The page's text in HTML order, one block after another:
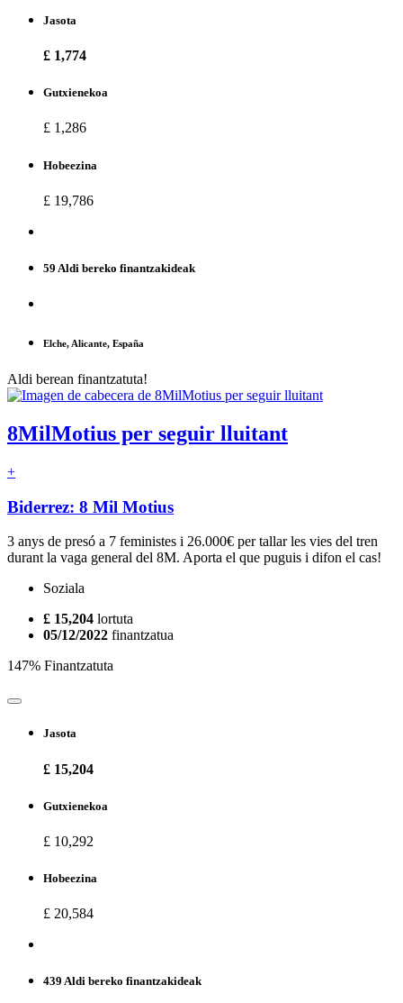
Jasota
£ 1,774
Gutxienekoa
£ 1,286
Hobeezina
£ 19,786
59 Aldi bereko finantzakideak
Elche, Alicante, España
Aldi berean finantzatuta!
8MilMotius per seguir lluitant
+
Biderrez: 8 Mil Motius
3 anys de presó a 7 feministes i 26.000€ per tallar les vies del tren
durant la vaga general del 8M. Aporta el que puguis i difon el cas!
Soziala
£ 15,204 lortuta
05/12/2022 finantzatua
147% Finantzatuta
Jasota
£ 15,204
Gutxienekoa
£ 10,292
Hobeezina
£ 20,584
439 Aldi bereko finantzakideak